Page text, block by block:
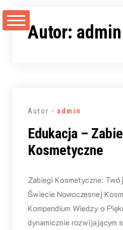
do
Autor: admin
Autor - admin
Edukacja –
Kosmetyczne
Zabiegi Kosmetyczne:
Świecie Nowoczesnej
Kompendium Wiedzy o
dynamicznie rozwijającym